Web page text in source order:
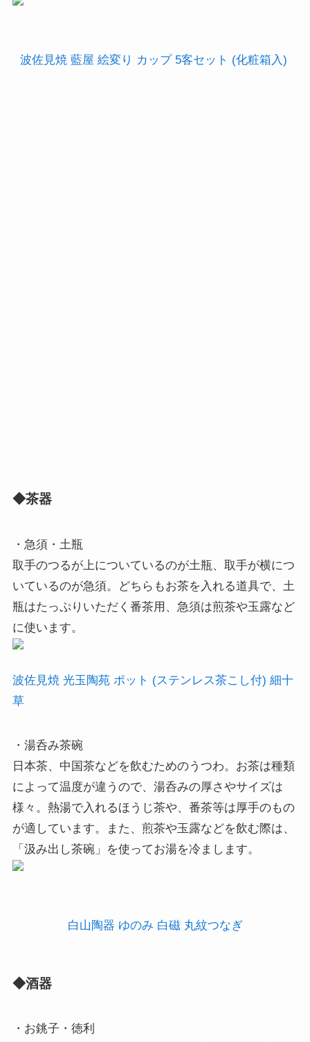
波佐見焼 藍屋 絵変り カップ 5客セット (化粧箱入)
◆茶器
・急須・土瓶
取手のつるが上についているのが土瓶、取手が横につ
いているのが急須。どちらもお茶を入れる道具で、土
瓶はたっぷりいただく番茶用、急須は煎茶や玉露など
に使います。
波佐見焼 光玉陶苑 ポット (ステンレス茶こし付) 細十
草
・湯呑み茶碗
日本茶、中国茶などを飲むためのうつわ。お茶は種類
によって温度が違うので、湯呑みの厚さやサイズは
様々。熱湯で入れるほうじ茶や、番茶等は厚手のもの
が適しています。また、煎茶や玉露などを飲む際は、
「汲み出し茶碗」を使ってお湯を冷まします。
白山陶器 ゆのみ 白磁 丸紋つなぎ
◆酒器
・お銚子・徳利